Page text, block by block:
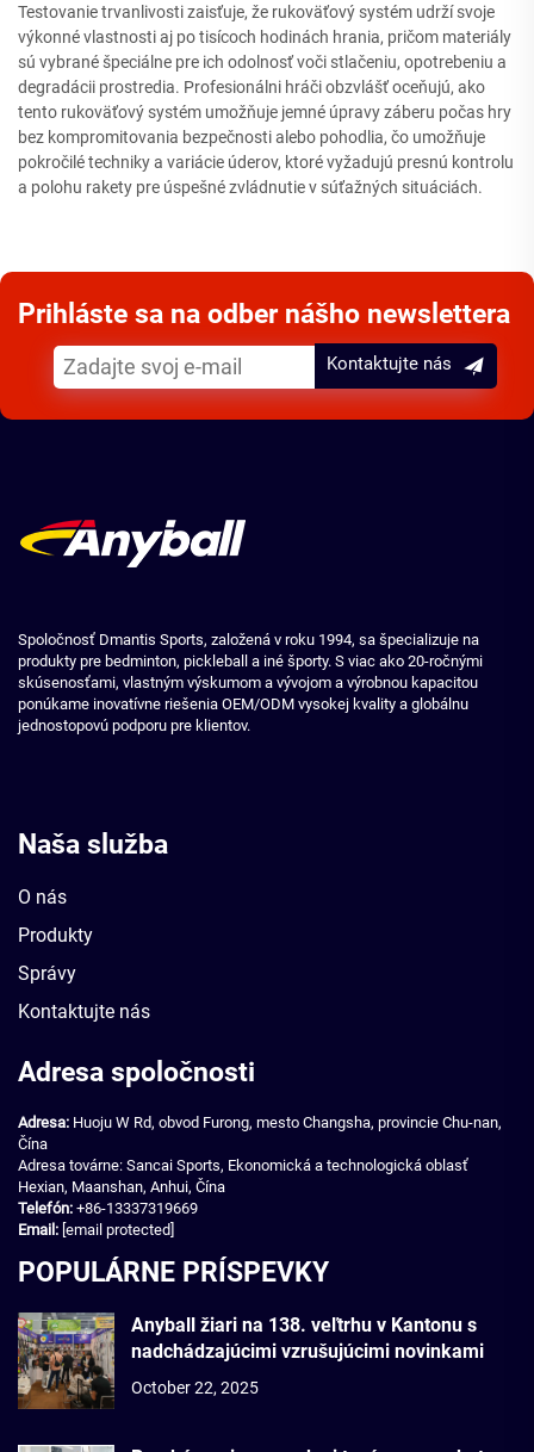
Testovanie trvanlivosti zaisťuje, že rukoväťový systém udrží svoje
výkonné vlastnosti aj po tisícoch hodinách hrania, pričom materiály
sú vybrané špeciálne pre ich odolnosť voči stlačeniu, opotrebeniu a
degradácii prostredia. Profesionálni hráči obzvlášť oceňujú, ako
tento rukoväťový systém umožňuje jemné úpravy záberu počas hry
bez kompromitovania bezpečnosti alebo pohodlia, čo umožňuje
pokročilé techniky a variácie úderov, ktoré vyžadujú presnú kontrolu
a polohu rakety pre úspešné zvládnutie v súťažných situáciách.
Prihláste sa na odber nášho newslettera
Kontaktujte nás
Spoločnosť Dmantis Sports, založená v roku 1994, sa špecializuje na
produkty pre bedminton, pickleball a iné športy. S viac ako 20-ročnými
skúsenosťami, vlastným výskumom a vývojom a výrobnou kapacitou
ponúkame inovatívne riešenia OEM/ODM vysokej kvality a globálnu
jednostopovú podporu pre klientov.
Naša služba
O nás
Produkty
Správy
Kontaktujte nás
Adresa spoločnosti
Adresa: Huoju W Rd, obvod Furong, mesto Changsha, provincie Chu-nan,
Čína
Adresa továrne: Sancai Sports, Ekonomická a technologická oblasť
Hexian, Maanshan, Anhui, Čína
Telefón: +86-13337319669
Email: [email protected]
POPULÁRNE PRÍSPEVKY
Anyball žiari na 138. veľtrhu v Kantonu s
nadchádzajúcimi vzrušujúcimi novinkami
October 22, 2025